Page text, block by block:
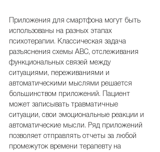
Приложения для смартфона могут быть
использованы на разных этапах
психотерапии. Классическая задача
разъяснения схемы ABC, отслеживания
функциональных связей между
ситуациями, переживаниями и
автоматическими мыслями решается
большинством приложений. Пациент
может записывать травматичные
ситуации, свои эмоциональные реакции и
автоматические мысли. Ряд приложений
позволяет отправлять отчеты за любой
промежуток времени терапевту на